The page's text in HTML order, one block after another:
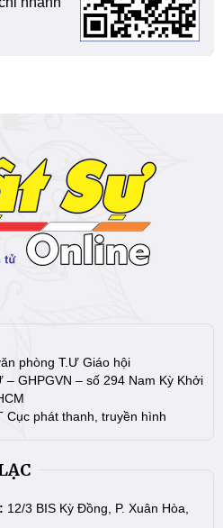
phòng T.Ư Giáo hội
– GHPGVN – số 294 Nam Kỳ Khởi
Cục phát thanh, truyền hình
12/3 BIS Kỳ Đồng, P. Xuân Hòa,